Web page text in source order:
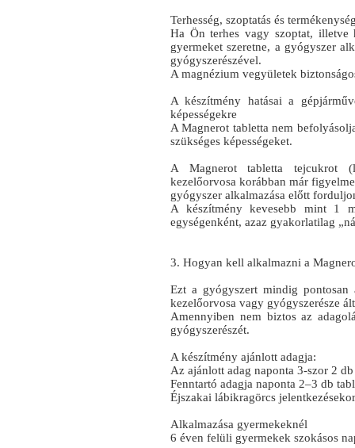
Terhesség, szoptatás és
Ha Ön terhes vagy szoptat, illetve
gyermeket szeretne, a gyógyszer
gyógyszerészével.
A magnézium vegyületek
A készítmény hatásai a
képességekre
A Magnerot tabletta nem
szükséges képességeket.
A Magnerot tabletta tejcukrot
kezelőorvosa korábban már
gyógyszer alkalmazása előtt
A készítmény kevesebb mint 1
egységenként, azaz gyakorlatilag
3. Hogyan kell alkalmazni a
Ezt a gyógyszert mindig
kezelőorvosa vagy gyógyszerésze
Amennyiben nem biztos az
gyógyszerészét.
A készítmény ajánlott adagja:
Az ajánlott adag naponta 3-szor 2
Fenntartó adagja naponta 2–3 db
Éjszakai lábikragörcs
Alkalmazása gyermekeknél
6 éven felüli gyermekek szokásos